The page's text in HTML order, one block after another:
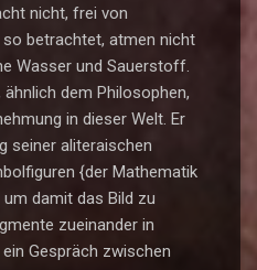
nicht, frei von
so betrachtet, atmen nicht
Wasser und Sauerstoff.
dem Philosophen,
in dieser Welt. Er
seiner aliteraischen
{der Mathematik
damit das Bild zu
zueinander in
Gespräch zwischen